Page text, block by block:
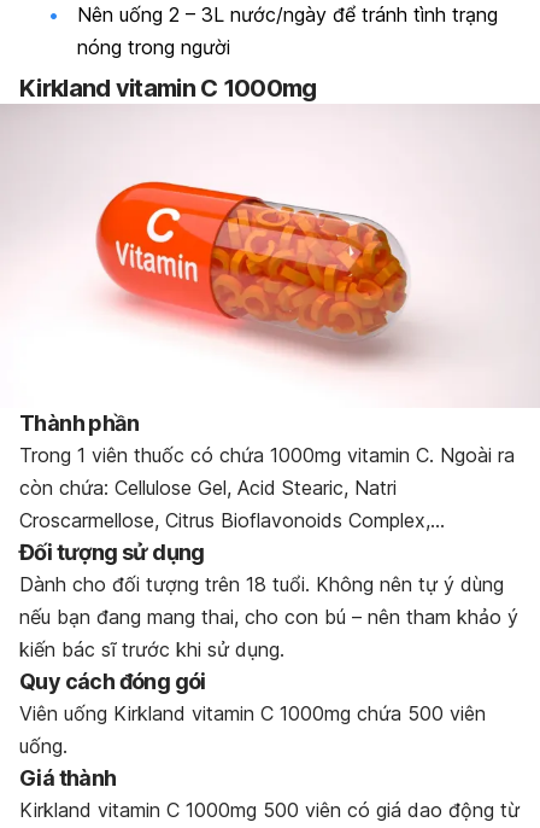
Nên uống 2 – 3L nước/ngày để tránh tình trạng
nóng trong người
Kirkland vitamin C 1000mg
Thành phần
Trong 1 viên thuốc có chứa 1000mg vitamin C. Ngoài ra
còn chứa: Cellulose Gel, Acid Stearic, Natri
Croscarmellose, Citrus Bioflavonoids Complex,…
Đối tượng sử dụng
Dành cho đối tượng trên 18 tuổi. Không nên tự ý dùng
nếu bạn đang mang thai, cho con bú – nên tham khảo ý
kiến bác sĩ trước khi sử dụng.
Quy cách đóng gói
Viên uống Kirkland vitamin C 1000mg chứa 500 viên
uống.
Giá thành
Kirkland vitamin C 1000mg 500 viên có giá dao động từ